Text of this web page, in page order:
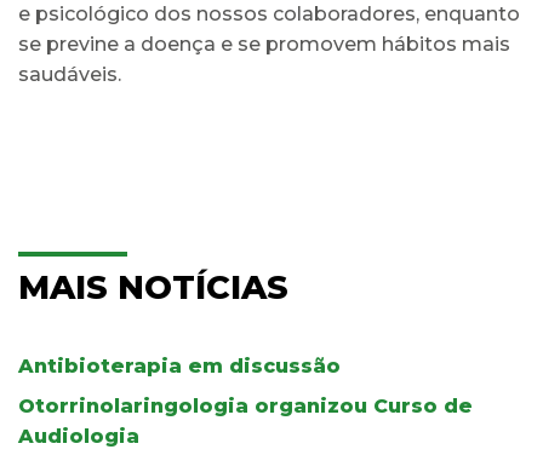
e psicológico dos nossos colaboradores, enquanto
se previne a doença e se promovem hábitos mais
saudáveis.
MAIS NOTÍCIAS
Antibioterapia em discussão
Otorrinolaringologia organizou Curso de
Audiologia